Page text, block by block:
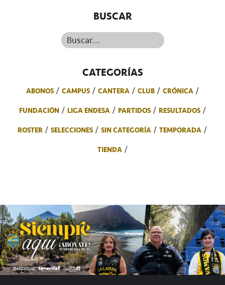
BUSCAR
Buscar...
CATEGORÍAS
ABONOS CAMPUS CANTERA CLUB
CRÓNICA
FUNDACIÓN
LIGA ENDESA PARTIDOS
RESULTADOS
ROSTER
SELECCIONES SIN CATEGORÍA
TEMPORADA
TIENDA